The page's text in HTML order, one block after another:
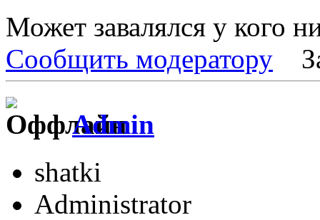
Может завалялся у кого
Сообщить модератору
Admin
shatki
Administrator